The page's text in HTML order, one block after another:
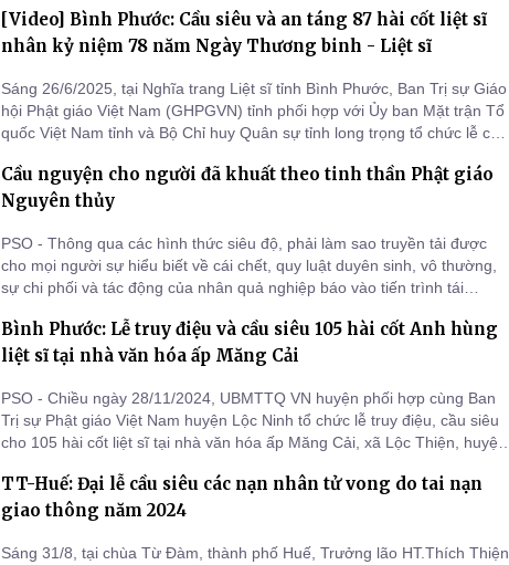
chức Lễ cầu siêu, tưởng niệm và tri ân các Anh hùng liệt sĩ tại Nghĩa tra
[Video] Bình Phước: Cầu siêu và an táng 87 hài cốt liệt sĩ
nhân kỷ niệm 78 năm Ngày Thương binh - Liệt sĩ
Sáng 26/6/2025, tại Nghĩa trang Liệt sĩ tỉnh Bình Phước, Ban Trị sự Giáo
hội Phật giáo Việt Nam (GHPGVN) tỉnh phối hợp với Ủy ban Mặt trận Tổ
quốc Việt Nam tỉnh và Bộ Chỉ huy Quân sự tỉnh long trọng tổ chức lễ cầu
Cầu nguyện cho người đã khuất theo tinh thần Phật giáo
Nguyên thủy
PSO - Thông qua các hình thức siêu độ, phải làm sao truyền tải được
cho mọi người sự hiểu biết về cái chết, quy luật duyên sinh, vô thường,
sự chi phối và tác động của nhân quả nghiệp báo vào tiến trình tái
để có thể đối diện với cái chết, không lo âu, không sợ hãi, vì ai rồi cũng
phả
Bình Phước: Lễ truy điệu và cầu siêu 105 hài cốt Anh hùng
liệt sĩ tại nhà văn hóa ấp Măng Cải
PSO - Chiều ngày 28/11/2024, UBMTTQ VN huyện phối hợp cùng Ban
Trị sự Phật giáo Việt Nam huyện Lộc Ninh tổ chức lễ truy điệu, cầu siêu
cho 105 hài cốt liệt sĩ tại nhà văn hóa ấp Măng Cải, xã Lộc Thiện, huyện
TT-Huế: Đại lễ cầu siêu các nạn nhân tử vong do tai nạn
giao thông năm 2024
Sáng 31/8, tại chùa Từ Đàm, thành phố Huế, Trưởng lão HT.Thích Thiện